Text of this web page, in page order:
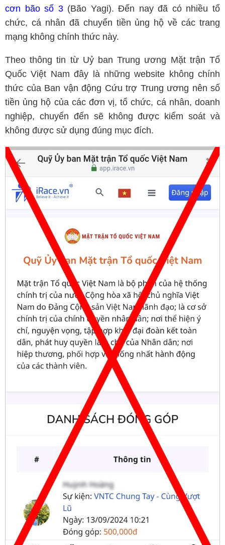
cơn bão số 3(Bão Yagi). Đến nay đã có nhiều tổ
chức, cá nhân đã chuyển tiền ủng hộ về các trang
mạng không chính thức này.
Theo thông tin từ Uỷ ban Trung ương Mặt trận Tổ
Quốc Việt Nam đây là những website không chính
thức của Ban vận động Cứu trợ Trung ương nên số
tiền ủng hộ của các đơn vị, tổ chức, cá nhân, doanh
nghiệp, chuyển đến sẽ không được kiểm soát và
không được sử dụng đúng mục đích.